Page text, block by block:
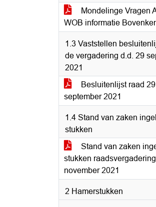
Mondelinge Vragen
WOB informatie
1.3 Vaststellen
de vergadering d.d. 29
2021
Besluitenlijst raad 29
september 2021
1.4 Stand van zaken
stukken
Stand van zaken
stukken
november 2021
2 Hamerstukken